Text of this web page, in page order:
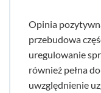
Opinia
przebudowa
uregulowanie
również pełna
uwzględnienie